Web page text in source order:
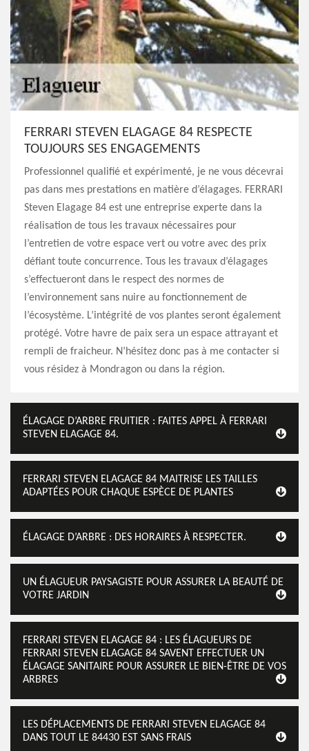
FERRARI STEVEN ELAGAGE 84 RESPECTE
TOUJOURS SES ENGAGEMENTS
Professionnel qualifié et expérimenté, je ne vous décevrai
pas dans mes prestations en matière d’élagages. FERRARI
Steven Elagage 84 est une entreprise experte dans la
réalisation de tous les travaux nécessaires pour
l’entretien de votre espace vert ou votre avec des prix
défiant toute concurrence. Tous les travaux d’élagages
s’effectueront dans le respect des normes de
l’environnement sans nuire au fonctionnement de
l’écosystème. L’intégrité de vos plantes seront également
protégé. Votre havre de paix sera un espace attrayant et
rempli de fraicheur. N’hésitez donc pas à me contacter si
vous résidez à Mondragon ou dans la région.
ÉLAGAGE D’ARBRE FRUITIER : FAITES APPEL À FERRARI
STEVEN ELAGAGE 84.
FERRARI STEVEN ELAGAGE 84 MAITRISE LES TAILLES
ADAPTÉES POUR CHAQUE ESPÈCE DE PLANTES
ÉLAGAGE D’ARBRE : DES HORAIRES À RESPECTER.
UN ÉLAGUEUR PAYSAGISTE POUR ASSURER LA BEAUTÉ DE
VOTRE JARDIN
FERRARI STEVEN ELAGAGE 84 : LES ÉLAGUEURS DE
FERRARI STEVEN ELAGAGE 84 SAVENT EFFECTUER UN
ÉLAGAGE SANITAIRE POUR ASSURER LE BIEN-ÊTRE DE VOS
ARBRES
LES DÉPLACEMENTS DE FERRARI STEVEN ELAGAGE 84
DANS TOUT LE 84430 EST SANS FRAIS